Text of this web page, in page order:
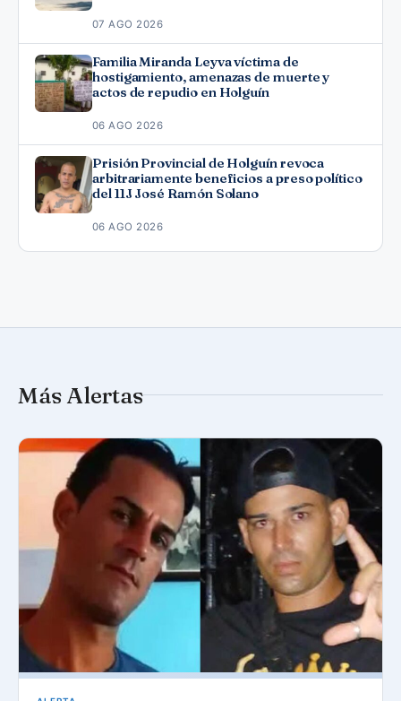
07 AGO 2026
Familia Miranda Leyva víctima de
hostigamiento, amenazas de muerte y
actos de repudio en Holguín
06 AGO 2026
Prisión Provincial de Holguín revoca
arbitrariamente beneficios a preso político
del 11J José Ramón Solano
06 AGO 2026
Más Alertas